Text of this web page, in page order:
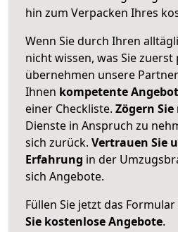
hin zum Verpacken Ihres
Wenn Sie durch Ihren
nicht wissen, was Sie
übernehmen unsere
Ihnen kompetente
einer Checkliste. Zögern
Dienste in Anspruch zu
sich zurück. Vertrauen Sie
Erfahrung in der
sich Angebote.
Füllen Sie jetzt das
Sie kostenlose Angebote.